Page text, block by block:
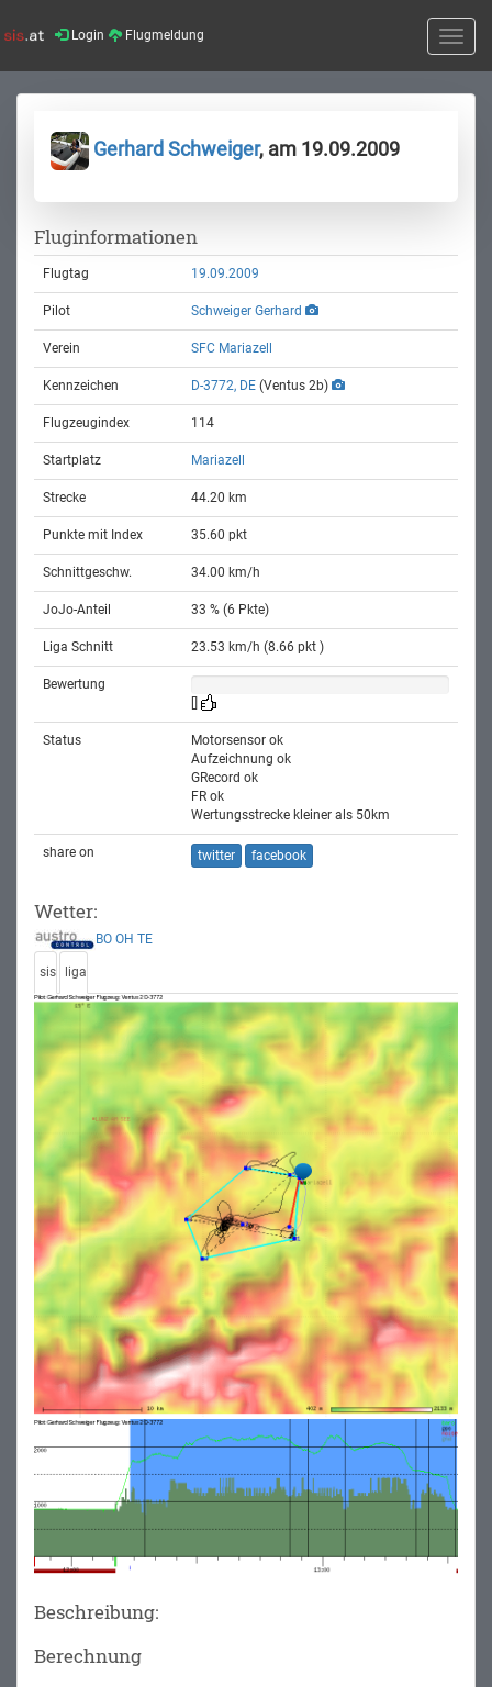
Login Flugmeldung
Toggle
Gerhard Schweiger, am 19.09.2009
Fluginformationen
Flugtag 19.09.2009
Pilot Schweiger Gerhard
Verein SFC Mariazell
Kennzeichen D-3772, DE (Ventus 2b)
Flugzeugindex 114
Startplatz Mariazell
Strecke 44.20 km
Punkte mit Index 35.60 pkt
Schnittgeschw. 34.00 km/h
JoJo-Anteil 33 % (6 Pkte)
Liga Schnitt 23.53 km/h (8.66 pkt )
Bewertung
Status
Motorsensor ok
Aufzeichnung ok
GRecord ok
FR ok
Wertungsstrecke kleiner als 50km
share on twitter facebook
Wetter:
BO OH TE
sis liga
Beschreibung:
Berechnung